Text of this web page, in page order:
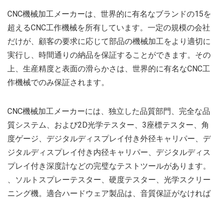
CNC機械加工メーカーは、世界的に有名なブランドの15を
超えるCNC工作機械を所有しています。一定の規模の会社
だけが、顧客の要求に応じて部品の機械加工をより適切に
実行し、時間通りの納品を保証することができます。その
上、生産精度と表面の滑らかさは、世界的に有名なCNC工
作機械でのみ保証されます。
CNC機械加工メーカーには、独立した品質部門、完全な品
質システム、および2D光学テスター、3座標テスター、角
度ゲージ、デジタルディスプレイ付き外径キャリパー、デ
ジタルディスプレイ付き内径キャリパー、デジタルディス
プレイ付き深度計などの完璧なテストツールがあります。
、ソルトスプレーテスター、硬度テスター、光学スクリー
ニング機。適合ハードウェア製品は、音質保証がなければ